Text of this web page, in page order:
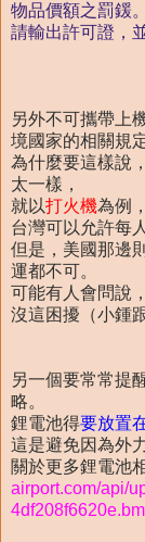
物品價額之罰鍰
請輸出許可證，
另外不可攜帶上
境國家的相關規
為什麼要這樣說
太一樣，
就以打火機為例，
台灣可以允許每
但是，美國那邊
運都不可。
可能有人會問說
沒這困擾（小鍾
另一個要常常提
略。
鋰電池得要放置
這是避免因為外
關於更多鋰電池
airport.com/api/